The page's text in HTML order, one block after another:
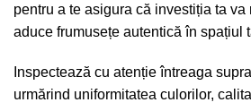
pentru a te asigura că investiția ta
aduce frumusețe autentică în spațiul
Inspectează cu atenție întreaga
urmărind uniformitatea culorilor,